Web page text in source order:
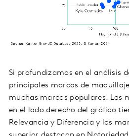
Si profundizamos en el análisis
principales marcas de
muchas marcas populares. Las
en el lado derecho del gráfico
Relevancia y Diferencia y las